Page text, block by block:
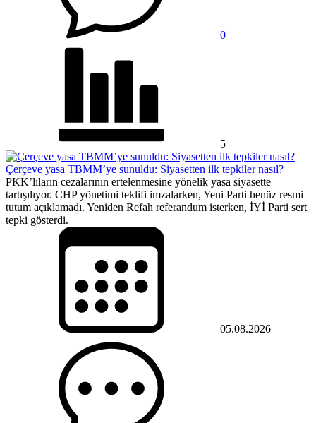
0
5
Çerçeve yasa TBMM’ye sunuldu: Siyasetten ilk tepkiler nasıl?
PKK’lıların cezalarının ertelenmesine yönelik yasa siyasette
tartışılıyor. CHP yönetimi teklifi imzalarken, Yeni Parti henüz resmi
tutum açıklamadı. Yeniden Refah referandum isterken, İYİ Parti sert
tepki gösterdi.
05.08.2026